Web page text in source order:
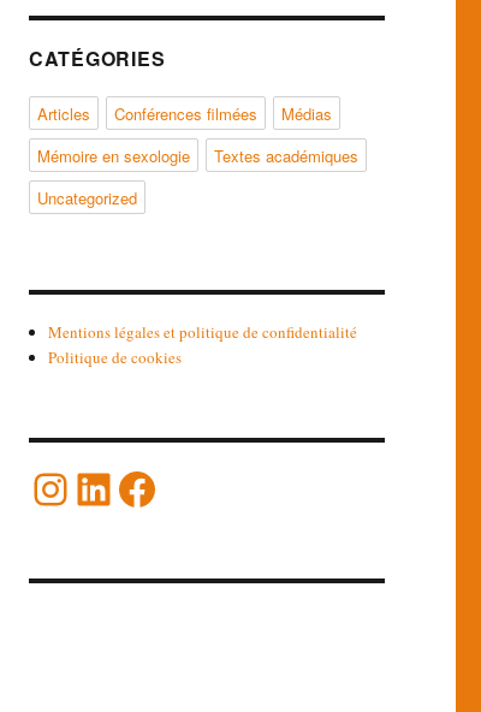
CATÉGORIES
Articles Conférences filmées
Médias
Mémoire en sexologie
Textes académiques
Uncategorized
Mentions légales et politique de confidentialité
Politique de cookies
Instagram
LinkedIn
Facebook